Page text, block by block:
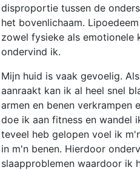
disproportie tussen de
het bovenlichaam.
zowel fysieke als emotionele
ondervind ik.
Mijn huid is vaak gevoelig.
aanraakt kan ik al heel snel
armen en benen verkrampen
doe ik aan fitness en wandel
teveel heb gelopen voel ik
in m'n benen. Hierdoor
slaapproblemen waardoor ik